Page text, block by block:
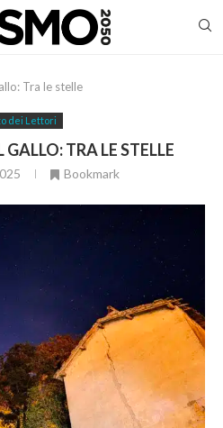
Tra le stelle
dei Lettori
TRA LE STELLE
Bookmark